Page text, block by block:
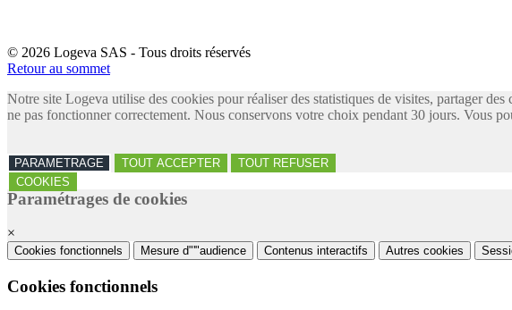
© 2026 Logeva SAS - Tous droits réservés
Retour au sommet
Notre site Logeva utilise des cookies pour réaliser des statistiques de visites, partager
ne pas fonctionner correctement. Nous conservons votre choix pendant 30 jours. Vous
PARAMETRAGE TOUT ACCEPTER
TOUT REFUSER
COOKIES
Paramétrages de cookies
×
Cookies fonctionnels Mesure d"'"audience Contenus interactifs Autres cookies
Cookies fonctionnels